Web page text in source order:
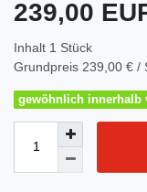
239,00
Inhalt 1 Stück
Grundpreis 239,00 € /
gewöhnlich innerhalb